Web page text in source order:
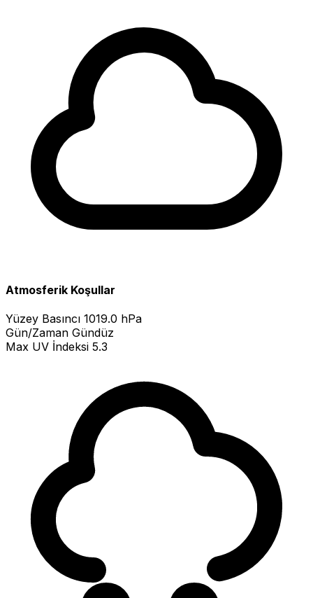
Atmosferik Koşullar
Yüzey Basıncı 1019.0 hPa
Gün/Zaman Gündüz
Max UV İndeksi 5.3